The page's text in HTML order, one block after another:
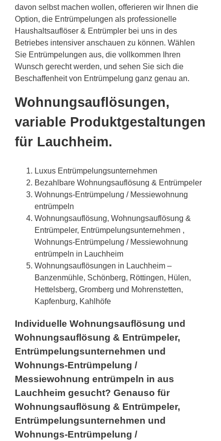
davon selbst machen wollen, offerieren wir Ihnen die
Option, die Entrümpelungen als professionelle
Haushaltsauflöser & Entrümpler bei uns in des
Betriebes intensiver anschauen zu können. Wählen
Sie Entrümpelungen aus, die vollkommen Ihren
Wunsch gerecht werden, und sehen Sie sich die
Beschaffenheit von Entrümpelung ganz genau an.
Wohnungsauflösungen,
variable Produktgestaltungen
für Lauchheim.
Luxus Entrümpelungsunternehmen
Bezahlbare Wohnungsauflösung & Entrümpeler
Wohnungs-Entrümpelung / Messiewohnung
entrümpeln
Wohnungsauflösung, Wohnungsauflösung &
Entrümpeler, Entrümpelungsunternehmen ,
Wohnungs-Entrümpelung / Messiewohnung
entrümpeln in Lauchheim
Wohnungsauflösungen in Lauchheim –
Banzenmühle, Schönberg, Röttingen, Hülen,
Hettelsberg, Gromberg und Mohrenstetten,
Kapfenburg, Kahlhöfe
Individuelle Wohnungsauflösung und
Wohnungsauflösung & Entrümpeler,
Entrümpelungsunternehmen und
Wohnungs-Entrümpelung /
Messiewohnung entrümpeln in aus
Lauchheim gesucht? Genauso für
Wohnungsauflösung & Entrümpeler,
Entrümpelungsunternehmen und
Wohnungs-Entrümpelung /